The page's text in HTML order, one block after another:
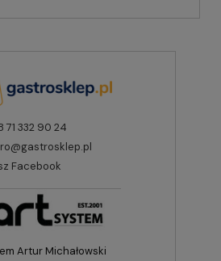
71 332 90 24
Facebook
Artur Michałowski